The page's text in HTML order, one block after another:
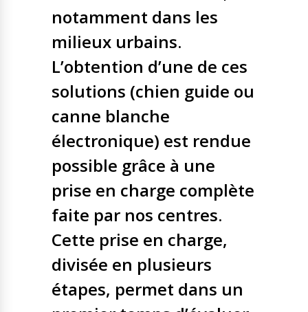
notamment dans les
milieux urbains.
L’obtention d’une de ces
solutions (chien guide ou
canne blanche
électronique) est rendue
possible grâce à une
prise en charge complète
faite par nos centres.
Cette prise en charge,
divisée en plusieurs
étapes, permet dans un